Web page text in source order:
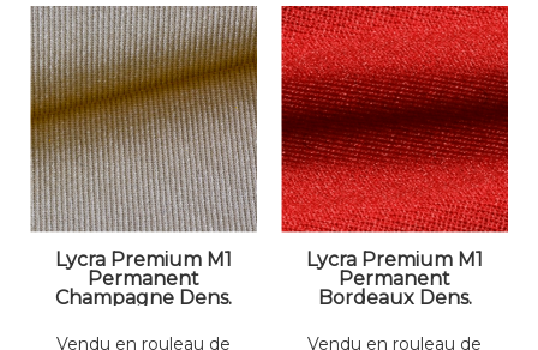
Lycra Premium M1
Permanent
Champagne Dens.
cm
Vendu en rouleau de
Lycra Premium M1
Permanent
Bordeaux Dens.
cm
Vendu en rouleau de